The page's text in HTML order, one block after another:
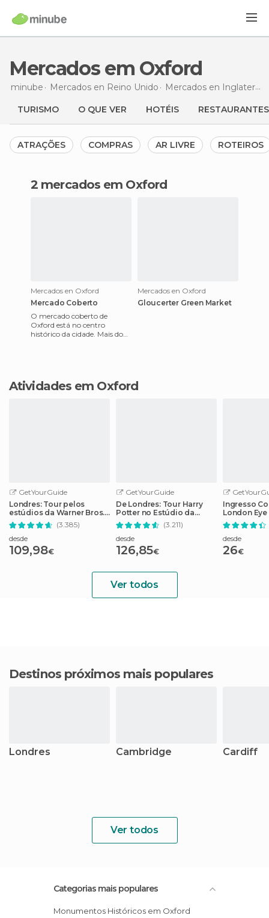
Mercados em Oxford
minube Mercados en Reino Unido Mercados en Inglaterra
TURISMO O QUE VER HOTÉIS RESTAURANTES
ATRAÇÕES COMPRAS AR LIVRE ROTEIROS
2 mercados em Oxford
Mercados en Oxford
Mercado Coberto
O mercado coberto de
Oxford está no centro
histórico da cidade. Mais do
Mercados en Oxford
Gloucerter Green Market
Atividades em Oxford
GetYourGuide
Londres: Tour pelos
estúdios da Warner Bros.
com traslados(3.385)
desde
109,98€
GetYourGuide
De Londres: Tour Harry
Potter no Estúdio da
Warner Bros.(3.211)
desde
126,85€
Ingresso
London Eye
Experience
desde
26€
Ver todos
Destinos próximos mais populares
Londres Cambridge Cardiff
Ver todos
Categorias mais populares
Monumentos Históricos em Oxford